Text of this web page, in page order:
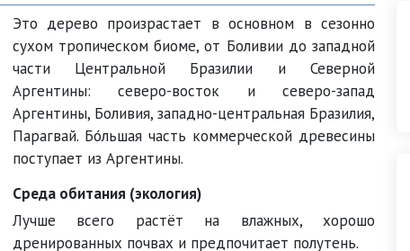
Это дерево произрастает в основном в сезонно
сухом тропическом биоме, от Боливии до западной
части Центральной Бразилии и Северной
Аргентины: северо-восток и северо-запад
Аргентины, Боливия, западно-центральная Бразилия,
Парагвай. Бо́льшая часть коммерческой древесины
поступает из Аргентины.
Среда обитания (экология)
Лучше всего растёт на влажных, хорошо
дренированных почвах и предпочитает полутень.